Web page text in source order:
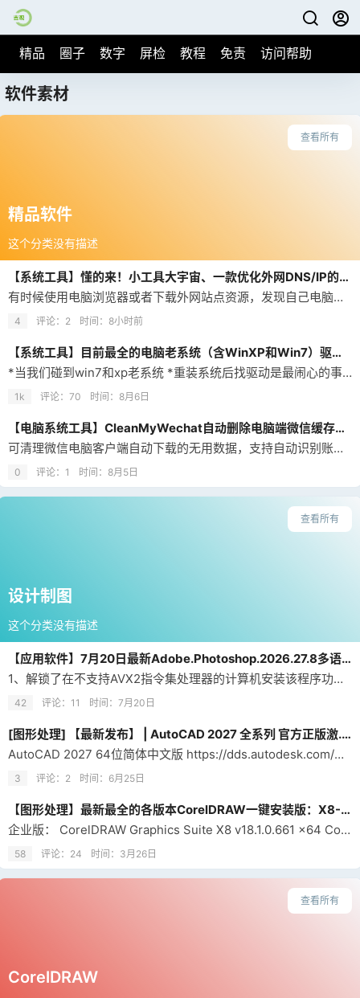
精品 圈子 数字 屏检 教程 免责 访问帮助
软件素材
精品软件
这个分类没有描述
查看所有
【系统工具】懂的来！小工具大宇宙、一款优化外网DNS/IP的hosts优化工具，下载/访问速度立马提升，小白不懂自行百度
有时候使用电脑浏览器或者下载外网站点资源，发现自己电脑当初安装的系统hosts文件为默认 本期分享一款优化外网的DNS/IP的hosts优化工具，下载/访问速度立马提升，小白不懂自行百度
4 评论：2 时间： 8小时前
【系统工具】目前最全的电脑老系统（含WinXP和Win7）驱动总裁离线版、重装系统后一键安装全部驱动，屌爆全网
*当我们碰到win7和xp老系统 *重装系统后找驱动是最闹心的事 *本期分享一款最全面的老系统驱动合集 *驱动总裁、自动扫描硬件并匹配驱动 *网卡/显卡/声卡/芯片组全包含 *离线包无需联网，装完系统直接运行 *半小时搞定全部驱动 *比驱动精灵、万能驱动覆盖面更广 温馨提示：工具已经剔除界面广告链接、无任何捆绑纯净版打开驱动安装即可 工具界面请勿点击左侧各类菜单栏和做二维码扫码，若发生垃圾捆绑自行…
1k 评论：70 时间： 8月6日
【电脑系统工具】CleanMyWechat自动删除电脑端微信缓存数据的工具，片尾附白嫖下载地址
可清理微信电脑客户端自动下载的无用数据，支持自动识别账号、多账号管理，以及选择清理文件的类型和设置清理多久以前文件等功能。 软件特性 自动识别所有微信及企业微信账号； 自由设置想要删除的文件类型，包括文件、图片、视频； 自由设置需要删除的文件的距离时间，默认 365 天； 删除后的文件放置在回收站中，检查后自行清空，防止删错需要的文件； 支持定期自动清理； 使用步骤 1、首次进入之后，会提示点击”…
0 评论：1 时间： 8月5日
设计制图
这个分类没有描述
查看所有
【应用软件】7月20日最新Adobe.Photoshop.2026.27.8多语言直装版，片尾附下载地址
1、解锁了在不支持AVX2指令集处理器的计算机安装该程序功能。 2、解锁了在 Windows 10 / 11 次要版本上安装该程序功能。 3、辅助模块 Remove Tool 高级组件（大小约为 5 GB）已从安装中排除。 4、安装后直接使用。
42 评论：11 时间： 7月20日
[图形处理] 【最新发布】 | AutoCAD 2027 全系列 官方正版激.活
AutoCAD 2027 64位简体中文版 https://dds.autodesk.com/NetSWDLD/ODIS/prd/2027/ACD/7D80AF85-9A41-3CD8-83CF-1A5A3C67AB47/SFX/ACD_2027_simplified_chinese_win_db_001_002.exe https://dds.autodesk.com/NetSWDLD/ODIS…
3 评论：2 时间： 6月25日
【图形处理】最新最全的各版本CorelDRAW一键安装版：X8-2026【ISO】，附详细的破解安装方法和补丁文件
企业版： CorelDRAW Graphics Suite X8 v18.1.0.661 x64 CorelDRAW Graphics Suite X8 v18.2.0.840 x64 CorelDRAW Graphics Suite 2017 v19.1.0.419 x64 CorelDRAW Graphics Suite 2018 v20.1.0.708 x64 CorelDRAW Graph…
58 评论：24 时间： 3月26日
CorelDRAW
查看所有